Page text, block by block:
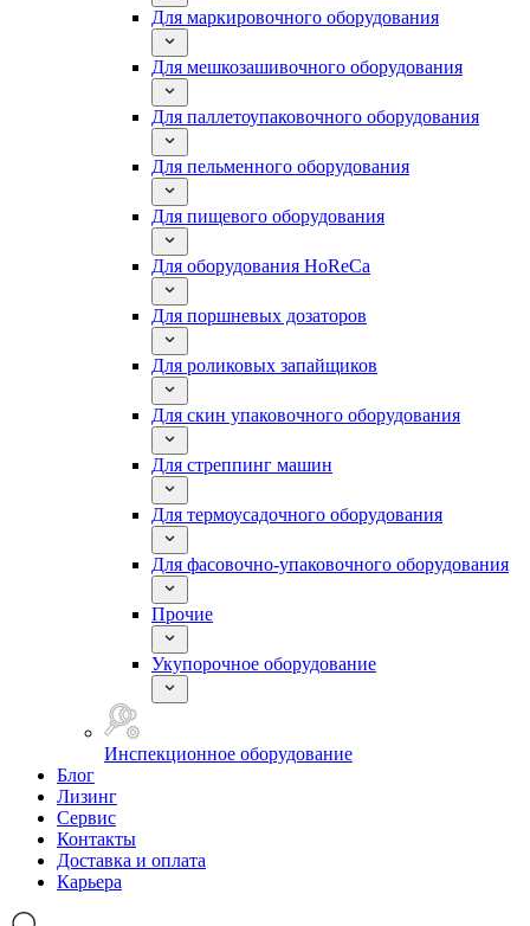
Для маркировочного оборудования
Для мешкозашивочного оборудования
Для паллетоупаковочного оборудования
Для пельменного оборудования
Для пищевого оборудования
Для оборудования HoReCa
Для поршневых дозаторов
Для роликовых запайщиков
Для скин упаковочного оборудования
Для стреппинг машин
Для термоусадочного оборудования
Для фасовочно-упаковочного оборудования
Прочие
Укупорочное оборудование
Инспекционное оборудование
Блог
Лизинг
Сервис
Контакты
Доставка и оплата
Карьера